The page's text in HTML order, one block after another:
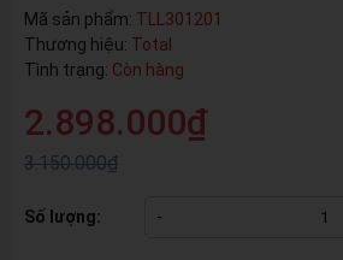
Mã sản phẩm: TLL301201
Thương hiệu: Total
Tình trạng: Còn hàng
2.898.000₫
3.150.000₫
Số lượng: -